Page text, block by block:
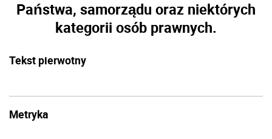
Państwa, samorządu oraz niektórych
kategorii osób prawnych.
Tekst pierwotny
Metryka